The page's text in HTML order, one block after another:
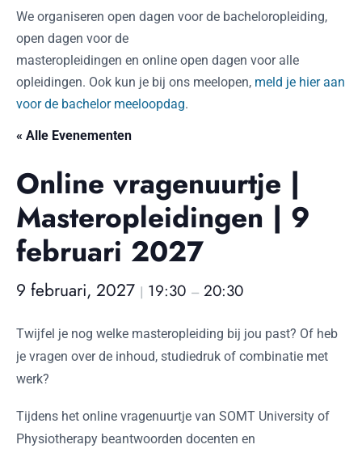
We organiseren open dagen voor de bacheloropleiding,
open dagen voor de
masteropleidingen en online open dagen voor alle
opleidingen. Ook kun je bij ons meelopen, meld je hier aan
voor de bachelor meeloopdag.
« Alle Evenementen
Online vragenuurtje |
Masteropleidingen | 9
februari 2027
9 februari, 2027 | 19:30 – 20:30
Twijfel je nog welke masteropleiding bij jou past? Of heb
je vragen over de inhoud, studiedruk of combinatie met
werk?
Tijdens het online vragenuurtje van SOMT University of
Physiotherapy beantwoorden docenten en